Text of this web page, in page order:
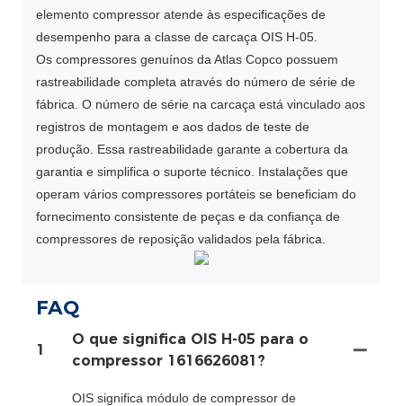
elemento compressor atende às especificações de
desempenho para a classe de carcaça OIS H-05.
Os compressores genuínos da Atlas Copco possuem
rastreabilidade completa através do número de série de
fábrica. O número de série na carcaça está vinculado aos
registros de montagem e aos dados de teste de
produção. Essa rastreabilidade garante a cobertura da
garantia e simplifica o suporte técnico. Instalações que
operam vários compressores portáteis se beneficiam do
fornecimento consistente de peças e da confiança de
compressores de reposição validados pela fábrica.
FAQ
1
O que significa OIS H-05 para o
compressor 1616626081?
OIS significa módulo de compressor de